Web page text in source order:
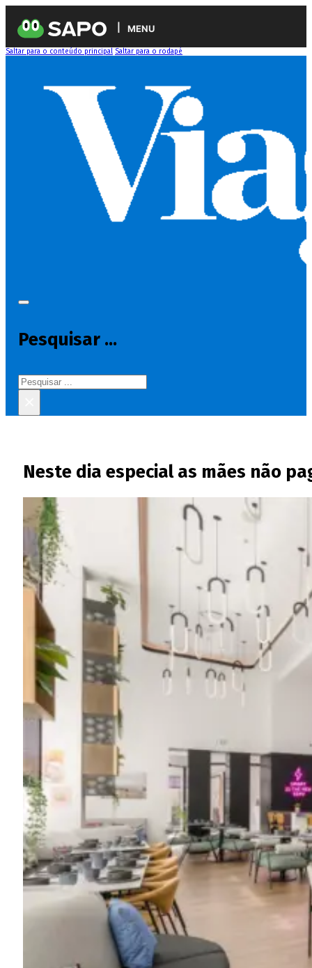
MENU
Saltar para o conteúdo principal Saltar para o rodapé
Pesquisar ...
Pesquisar
Neste dia especial as mães não